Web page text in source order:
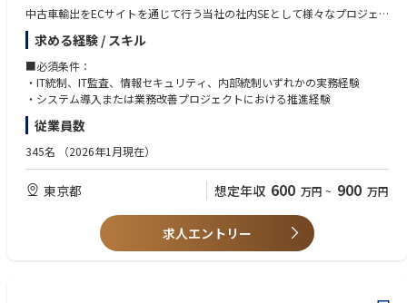
【部署の魅力】
DX推進グループは、当社・当社グループがサステイナブルソリューション
プロバイダーであり続けるために、デジタルトランスフォーメーションを
実現する複数の変革プロジェクト群をリードし、またサポートしていま
す。
これにより、複数の変革プロジェクト全体を俯瞰することで全体構造設計
を作りながら、各プロジェクトの実行により、その成果を“会社に残る仕
組”として実装・定着させることに挑戦しております。
コンサルティングファームや事業会社（含むシステム子会社）での業務経
験で培った構想力・構造化力を、単に「提案」や「PoC報告」で終わらせ
るのではなく、全体構造設計に関与しながら、“仕組み”として当社・当社
グループに実装・定着する、すなわち「再現性のある型を作り、社内に根
付かせる」ことを中長期目線で進められる方を歓迎いたします。
きます。その後は、ジョブローテーション制度により、様々な部署を経験
ト・運用
上記は理想的な進め方の例であり、実際は案件に応じて様々な進め方をと
ります。
プロジェクトの成功を第一に考え粘り強く交渉し、役割関係なく進んで取
り組むことが重要となります。
【実装事例】
・自動改札機故障予測AI
当社の改札機は定期的に点検・修繕の作業を行ってきましたが、労働人口
減少への対応やメンテナンス費用の軽減が課題でした。そこで、サーバー
に蓄積された機器の稼働データと過去の故障履歴の関係性を機械学習し、
故障確率を算出するAIモデルを内製構築、業務実装しました。これにより
保守点検者は故障確率の高い個体を優先的に点検することが可能となり、
稼働品質を維持しながら点検作業の回数削減を実現し、お客様にご迷惑を
のゴールに向かって、泥臭い仕事も厭わずに主体的に動ける方
・JR西日本の事業で社会を豊かにすることに、情熱を燃やせる：
交通、まちづくり、リテールといったJR西日本の事業領域や、それが持つ
社会的インパクトに興味・関心を持ち、その未来を自らの手で創りたいと
思える方
中古車輸出をECサイトを通じて行う当社の社内SEとして様々なプロジェ
クトの対応やマネジメント面をお任せ致します。
■職務内容：
グローバル中古車ECサイト「BE FORWARD JP」を運営し、
207の国と地域に取引を行う同社で、社内SEをお任せいたします。
の管理を通じてキャリアを磨きたい方を募集しています。
新しい知識・技術に触れることができ、将来的にPM(プロジェクトマネー
ジャー)としても経験を積むことができます。
さらに同社は、IT投資を積極的に行つており、社内SEの携わる案件が豊富
にあります。安定した基盤のもとで経験を積んでいきたい方にピッタリな
【具体的には】
求める経験 / スキル
■必須条件：
・IT統制、IT監査、情報セキュリティ、内部統制いずれかの実務経験
・システム導入または業務改善プロジェクトにおける推進経験
従業員数
345名 （2026年1月現在）
東京都 想定年収 600 万円 ~ 900 万円
求人エントリー